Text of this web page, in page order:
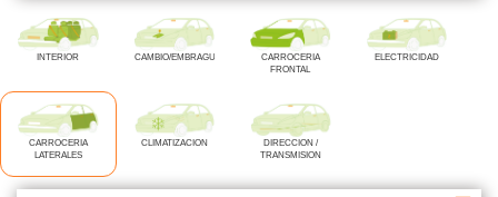
INTERIOR CAMBIO/EMBRAGUE
CARROCERIA
FRONTAL
ELECTRICIDAD
CARROCERIA
LATERALES
CLIMATIZACION
DIRECCION /
TRANSMISION